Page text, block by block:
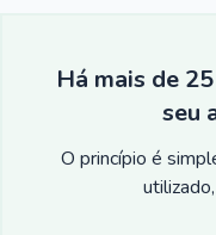
Há mais de
seu
O princípio é